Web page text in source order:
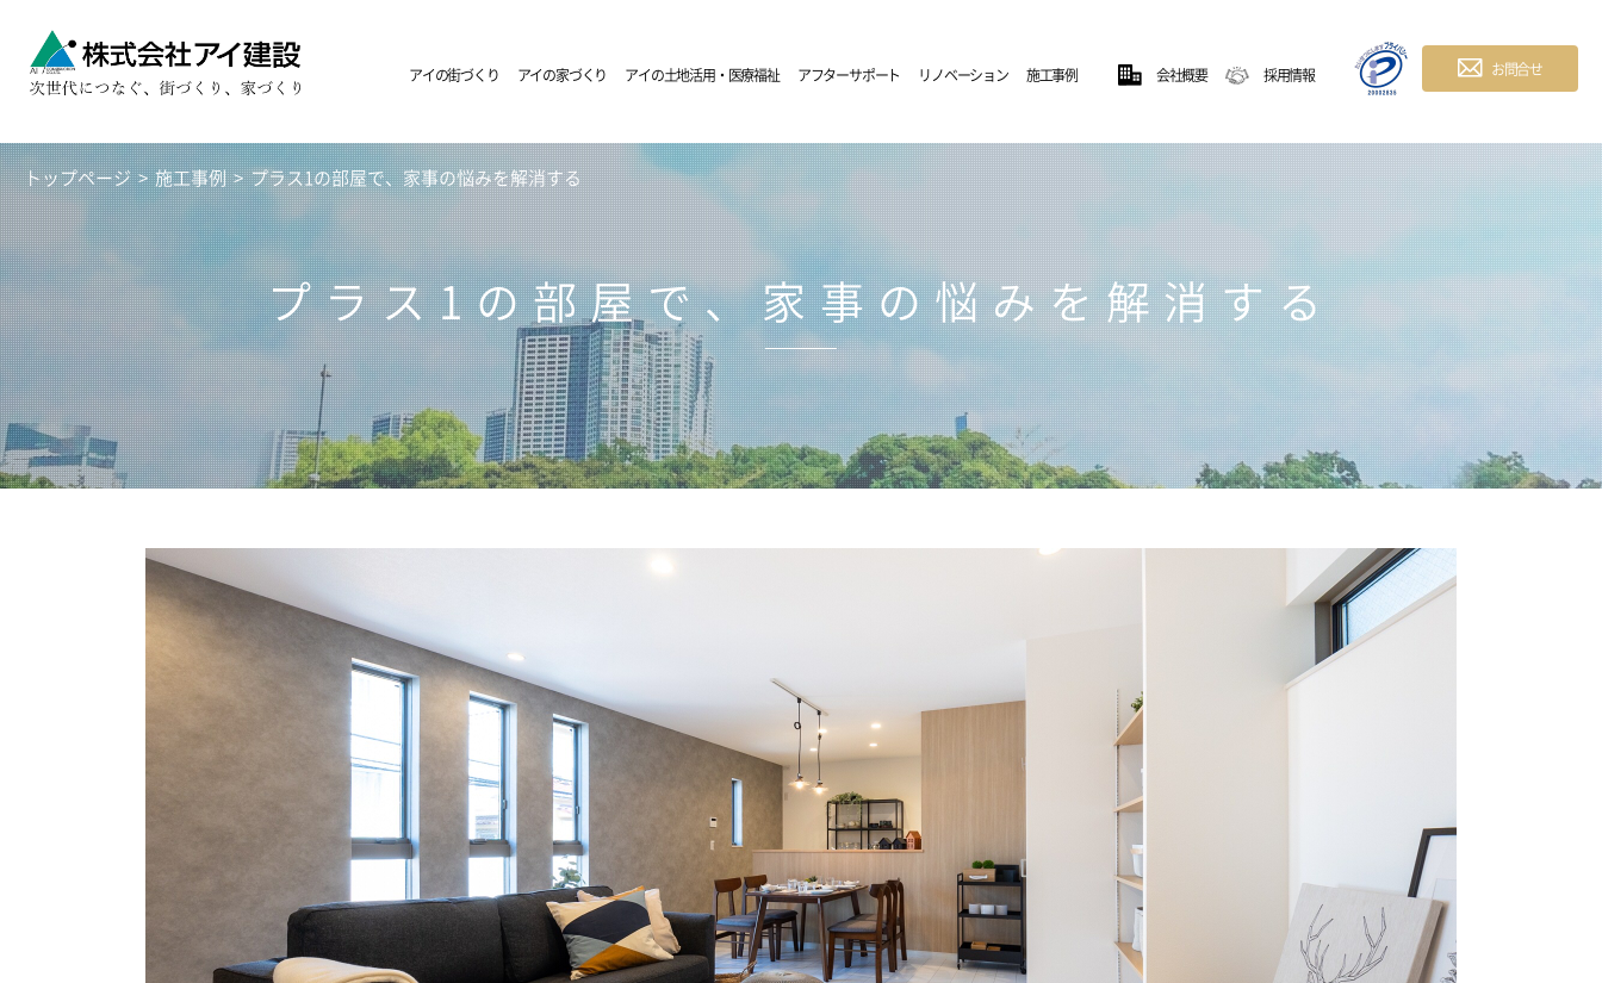
アイの街づくり アイの家づくり アイの土地活用・医療福祉 アフターサポート リノベーション 施工事例 会社概要 採用情報 お問合せ
プラス1の部屋で、家事の悩みを解消する
トップページ>施工事例>プラス1の部屋で、家事の悩みを解消する